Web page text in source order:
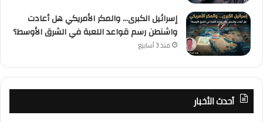
إسرائيل الكبرى… والمكر الأمريكي هل أعادت
واشنطن رسم قواعد اللعبة في الشرق الأوسط؟
منذ 3 أسابيع
أحدث الأخبار